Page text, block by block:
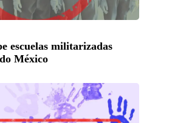
escuelas militarizadas
México